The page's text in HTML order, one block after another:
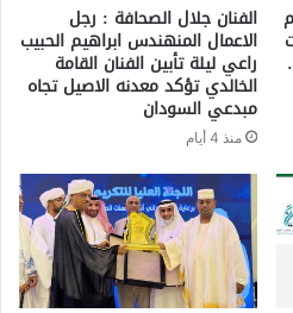
الفنان جلال الصحافة : رجل
الاعمال المنهندس ابراهيم الحبيب
راعي ليلة تأبين الفنان القامة
الخالدي تؤكد معدنه الاصيل تجاه
مبدعي السودان
منذ 4 أيام